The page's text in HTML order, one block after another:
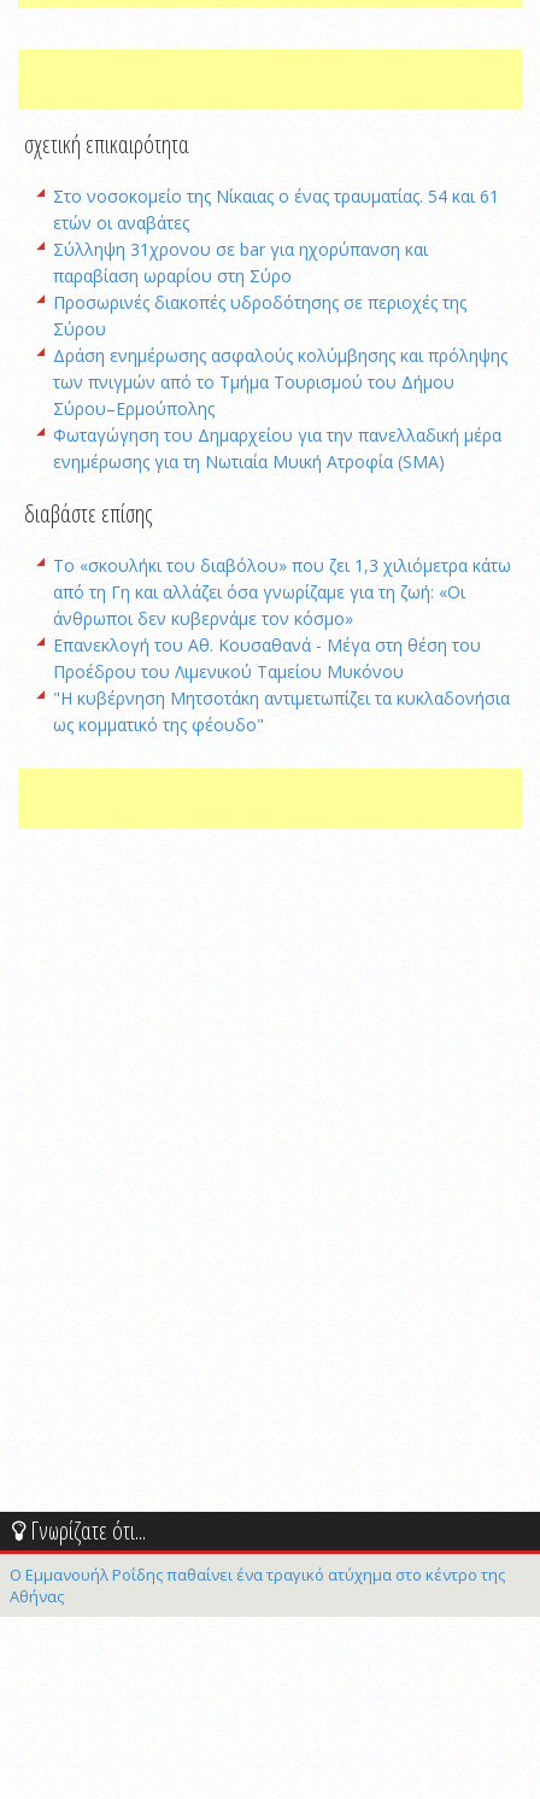
σχετική επικαιρότητα
Στο νοσοκομείο της Νίκαιας ο ένας τραυματίας. 54 και 61
ετών οι αναβάτες
Σύλληψη 31χρονου σε bar για ηχορύπανση και
παραβίαση ωραρίου στη Σύρο
Προσωρινές διακοπές υδροδότησης σε περιοχές της
Σύρου
Δράση ενημέρωσης ασφαλούς κολύμβησης και πρόληψης
των πνιγμών από το Τμήμα Τουρισμού του Δήμου
Σύρου–Ερμούπολης
Φωταγώγηση του Δημαρχείου για την πανελλαδική μέρα
ενημέρωσης για τη Νωτιαία Μυική Ατροφία (SMA)
διαβάστε επίσης
Το «σκουλήκι του διαβόλου» που ζει 1,3 χιλιόμετρα κάτω
από τη Γη και αλλάζει όσα γνωρίζαμε για τη ζωή: «Οι
άνθρωποι δεν κυβερνάμε τον κόσμο»
Επανεκλογή του Αθ. Κουσαθανά - Μέγα στη θέση του
Προέδρου του Λιμενικού Ταμείου Μυκόνου
"Η κυβέρνηση Μητσοτάκη αντιμετωπίζει τα κυκλαδονήσια
ως κομματικό της φέουδο"
Γνωρίζατε ότι...
Ο Εμμανουήλ Ροΐδης παθαίνει ένα τραγικό ατύχημα στο κέντρο της
Αθήνας